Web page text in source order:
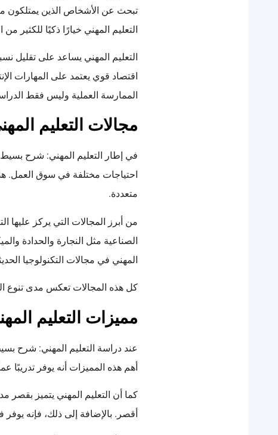
تبحث عن الأشخاص الذين يمتلكون
التعليم المهني خيارًا ذكيًا للكثير
التعليم المهني يساعد على تقليل
اقتصاد قوي يعتمد على المهارات
الممارسة العملية وليس فقط
مجالات التعليم
في إطار التعليم المهني: شرح بسيط
احتياجات مختلفة في سوق العمل.
متعددة.
من أبرز المجالات التي يركز عليها
الصناعية مثل النجارة والحدادة
المهني في مجالات التكنولوجيا
كل هذه المجالات تعكس مدى تنوع
مميزات التعليم
عند دراسة التعليم المهني: شرح
أهم هذه المميزات أنه يوفر
كما أن التعليم المهني يتميز بقصر
أقصر. بالإضافة إلى ذلك، فإنه